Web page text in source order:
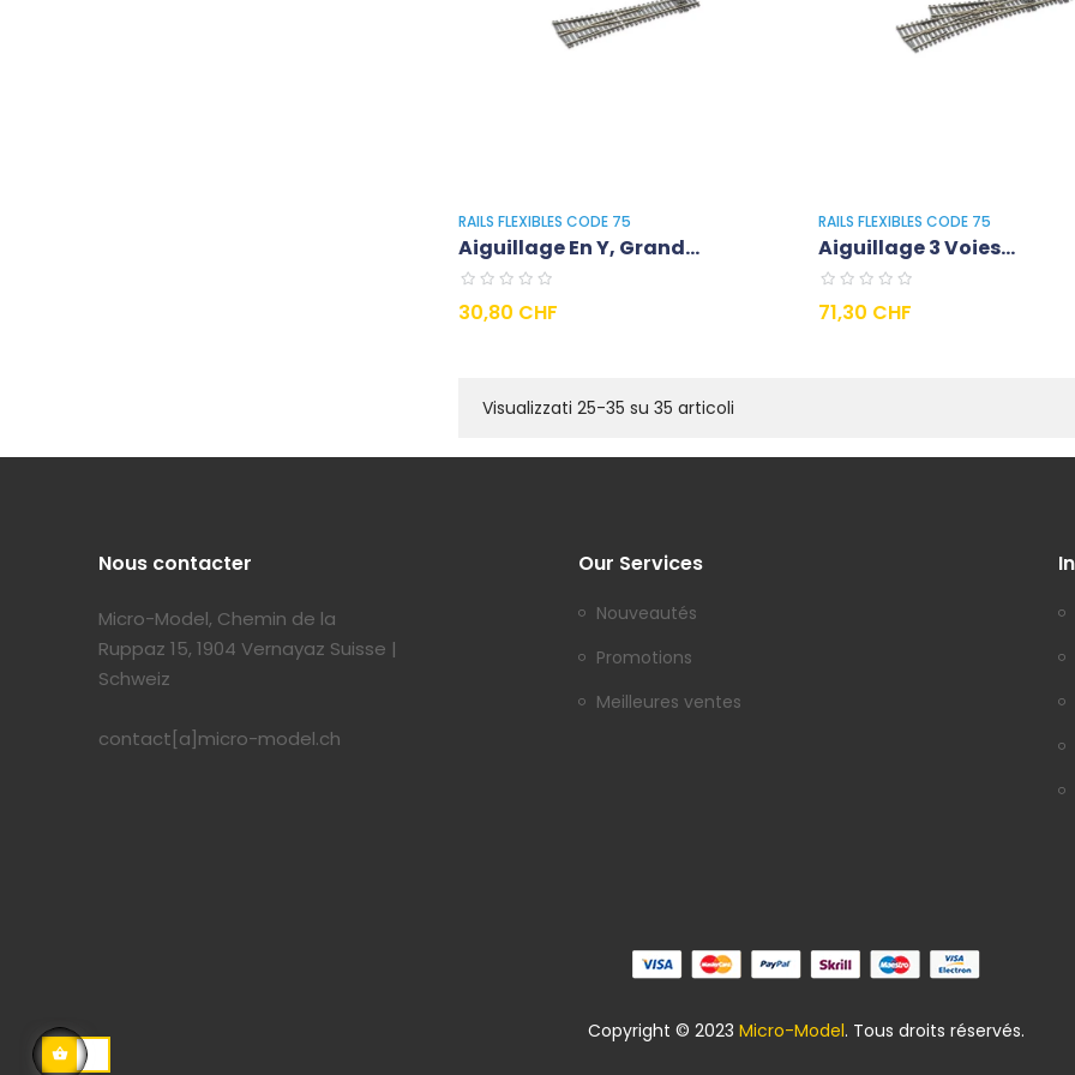
RAILS FLEXIBLES CODE 75
Aiguillage En Y, Grand...
Prezzo
30,80 CHF
RAILS FLEXIBLES CODE 75
Aiguillage 3 Voies...
Prezzo
71,30 CHF
Visualizzati 25-35 su 35 articoli
Nous contacter
Micro-Model, Chemin de la
Ruppaz 15, 1904 Vernayaz Suisse |
Schweiz
contact[a]micro-model.ch
Our Services
Nouveautés
Promotions
Meilleures ventes
Copyright © 2023 Micro-Model. Tous droits réservés.